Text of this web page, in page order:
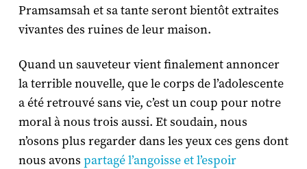
Pramsamsah et sa tante seront bientôt extraites
vivantes des ruines de leur maison.
Quand un sauveteur vient finalement annoncer
la terrible nouvelle, que le corps de l’adolescente
a été retrouvé sans vie, c’est un coup pour notre
moral à nous trois aussi. Et soudain, nous
n’osons plus regarder dans les yeux ces gens dont
nous avons partagé l’angoisse et l’espoir